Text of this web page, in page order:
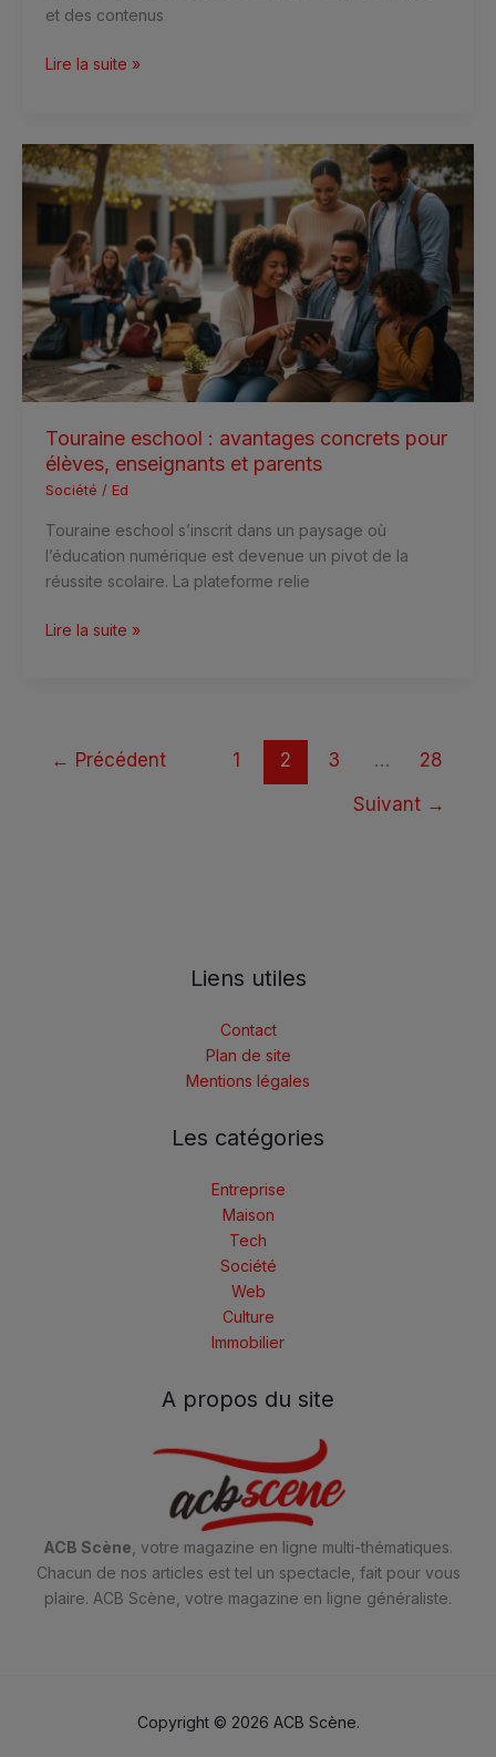
et des contenus
Lire la suite »
Touraine eschool : avantages concrets pour
élèves, enseignants et parents
Société / Ed
Touraine eschool s’inscrit dans un paysage où
l’éducation numérique est devenue un pivot de la
réussite scolaire. La plateforme relie
Touraine
eschool
:
avantages
concrets
pour
élèves,
enseignants
et
parents
Lire la suite »
← Précédent 1 2 3 …
28
Suivant →
Liens utiles
Contact
Plan de site
Mentions légales
Les catégories
Entreprise
Maison
Tech
Société
Web
Culture
Immobilier
A propos du site
ACB Scène , votre magazine en ligne multi-thématiques.
Chacun de nos articles est tel un spectacle, fait pour vous
plaire. ACB Scène, votre magazine en ligne généraliste.
Copyright © 2026 ACB Scène.